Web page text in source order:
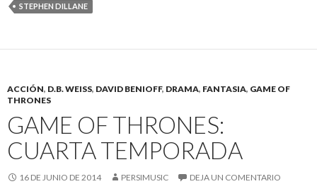
STEPHEN DILLANE
ACCIÓN, D.B. WEISS, DAVID BENIOFF, DRAMA, FANTASIA, GAME OF
THRONES
GAME OF THRONES:
CUARTA TEMPORADA
16 DE JUNIO DE 2014 PERSIMUSIC DEJA UN COMENTARIO